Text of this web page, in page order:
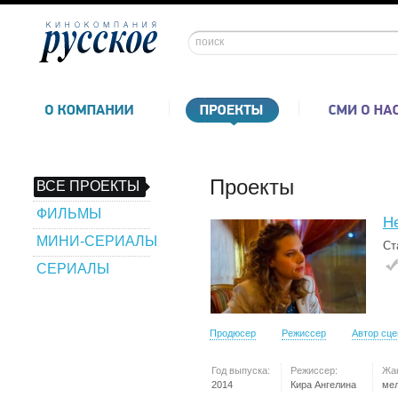
ВСЕ ПРОЕКТЫ
ФИЛЬМЫ
МИНИ-СЕРИАЛЫ
СЕРИАЛЫ
Проекты
Продюсер Режиссер Автор
Год выпуска:
2014
Режиссер:
Кира Ангелина